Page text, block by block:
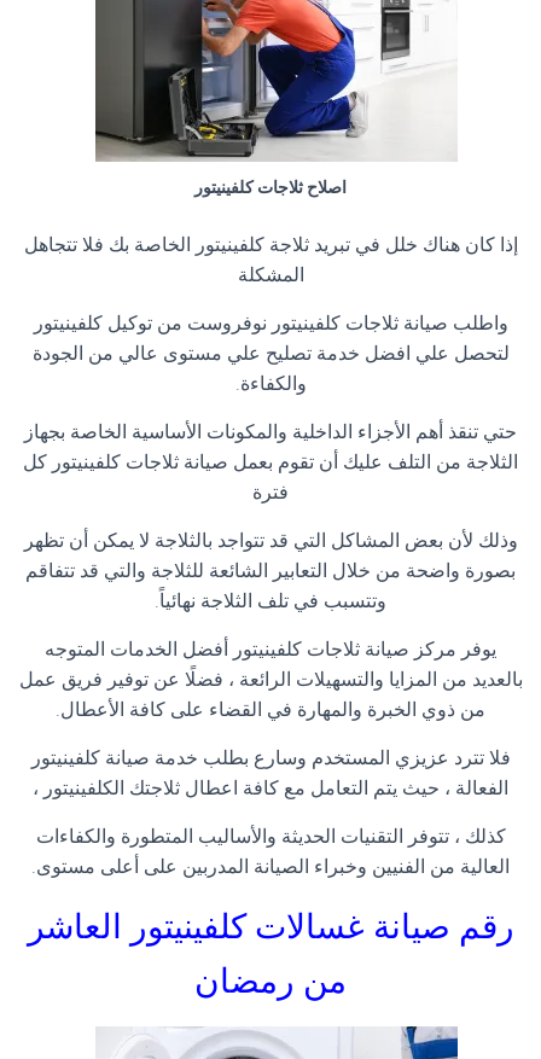
اصلاح ثلاجات كلفينيتور
إذا كان هناك خلل في تبريد ثلاجة كلفينيتور الخاصة بك فلا تتجاهل
المشكلة
واطلب صيانة ثلاجات كلفينيتور نوفروست من توكيل كلفينيتور
لتحصل علي افضل خدمة تصليح علي مستوى عالي من الجودة
والكفاءة.
حتي تنقذ أهم الأجزاء الداخلية والمكونات الأساسية الخاصة بجهاز
الثلاجة من التلف عليك أن تقوم بعمل صيانة ثلاجات كلفينيتور كل
فترة
وذلك لأن بعض المشاكل التي قد تتواجد بالثلاجة لا يمكن أن تظهر
بصورة واضحة من خلال التعابير الشائعة للثلاجة والتي قد تتفاقم
وتتسبب في تلف الثلاجة نهائياً.
يوفر مركز صيانة ثلاجات كلفينيتور أفضل الخدمات المتوجه
بالعديد من المزايا والتسهيلات الرائعة ، فضلًا عن توفير فريق عمل
من ذوي الخبرة والمهارة في القضاء على كافة الأعطال.
فلا تترد عزيزي المستخدم وسارع بطلب خدمة صيانة كلفينيتور
الفعالة ، حيث يتم التعامل مع كافة اعطال ثلاجتك الكلفينيتور ،
كذلك ، تتوفر التقنيات الحديثة والأساليب المتطورة والكفاءات
العالية من الفنيين وخبراء الصيانة المدربين على أعلى مستوى.
رقم صيانة غسالات كلفينيتور العاشر
من رمضان